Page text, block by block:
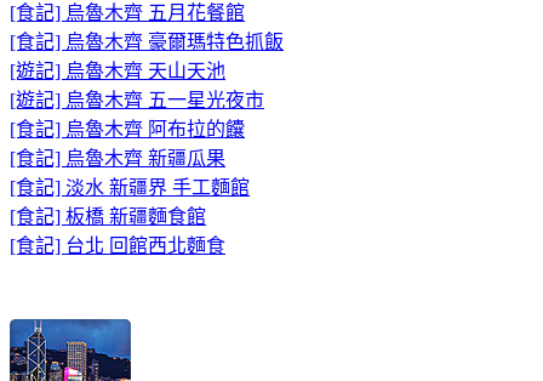
[食記] 烏魯木齊 五月花餐館
[食記] 烏魯木齊 豪爾瑪特色抓飯
[遊記] 烏魯木齊 天山天池
[遊記] 烏魯木齊 五一星光夜市
[食記] 烏魯木齊 阿布拉的饢
[食記] 烏魯木齊 新疆瓜果
[食記] 淡水 新疆界 手工麵館
[食記] 板橋 新疆麵食館
[食記] 台北 回館西北麵食